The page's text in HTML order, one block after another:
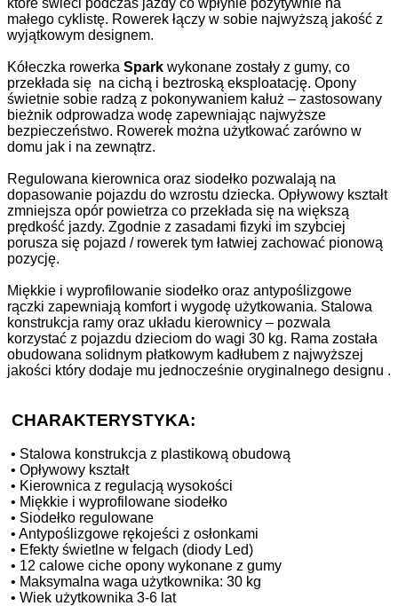
małego cyklistę. Rowerek łączy w sobie najwyższą jakość z
wyjątkowym designem.
Kółeczka rowerka Spark wykonane zostały z gumy, co
przekłada się na cichą i beztroską eksploatację. Opony
świetnie sobie radzą z pokonywaniem kałuż – zastosowany
bieżnik odprowadza wodę zapewniając najwyższe
bezpieczeństwo. Rowerek można użytkować zarówno w
domu jak i na zewnątrz.
Regulowana kierownica oraz siodełko pozwalają na
dopasowanie pojazdu do wzrostu dziecka. Opływowy kształt
zmniejsza opór powietrza co przekłada się na większą
prędkość jazdy. Zgodnie z zasadami fizyki im szybciej
porusza się pojazd / rowerek tym łatwiej zachować pionową
pozycję.
Miękkie i wyprofilowanie siodełko oraz antypoślizgowe
rączki zapewniają komfort i wygodę użytkowania. Stalowa
konstrukcja ramy oraz układu kierownicy – pozwala
korzystać z pojazdu dzieciom do wagi 30 kg. Rama została
obudowana solidnym płatkowym kadłubem z najwyższej
jakości który dodaje mu jednocześnie oryginalnego designu .
CHARAKTERYSTYKA:
• Stalowa konstrukcja z plastikową obudową
• Opływowy kształt
• Kierownica z regulacją wysokości
• Miękkie i wyprofilowane siodełko
• Siodełko regulowane
• Antypoślizgowe rękojeści z osłonkami
• Efekty świetlne w felgach (diody Led)
• 12 calowe ciche opony wykonane z gumy
• Maksymalna waga użytkownika: 30 kg
• Wiek użytkownika 3-6 lat